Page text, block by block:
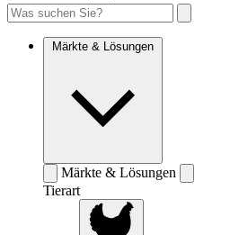
Märkte & Lösungen
Märkte & Lösungen
Tierart